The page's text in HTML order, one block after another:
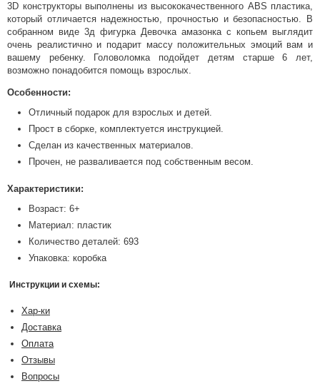
3D конструкторы выполнены из высококачественного ABS пластика,
который отличается надежностью, прочностью и безопасностью. В
собранном виде 3д фигурка Девочка амазонка с копьем выглядит
очень реалистично и подарит массу положительных эмоций вам и
вашему ребенку. Головоломка подойдет детям старше 6 лет,
возможно понадобится помощь взрослых.
Особенности:
Отличный подарок для взрослых и детей.
Прост в сборке, комплектуется инструкцией.
Сделан из качественных материалов.
Прочен, не разваливается под собственным весом.
Характеристики:
Возраст: 6+
Материал: пластик
Количество деталей: 693
Упаковка: коробка
Инструкции и схемы:
Хар-ки
Доставка
Оплата
Отзывы
Вопросы